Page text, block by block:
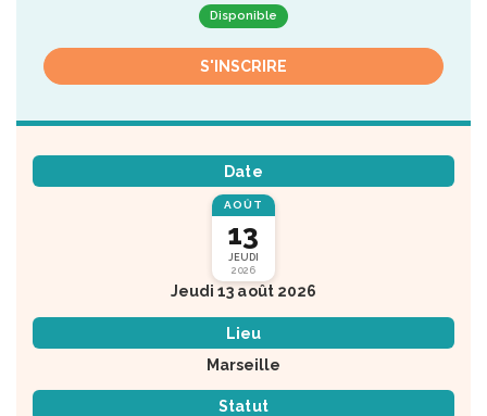
Disponible
S'INSCRIRE
Date
AOÛT
13
JEUDI
2026
Jeudi 13 août 2026
Lieu
Marseille
Statut